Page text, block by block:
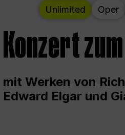
Unlimited Oper
Konzert
mit Werken von
Edward Elgar und